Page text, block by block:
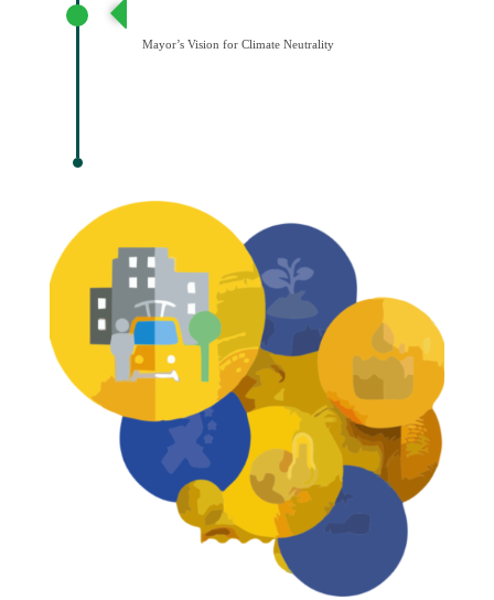
Mayor’s Vision for Climate Neutrality